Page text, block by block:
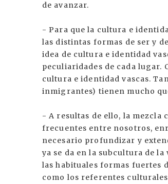
de avanzar.
- Para que la cultura e
las distintas formas de ser y
idea de cultura e identidad
peculiaridades de cada
cultura e identidad vascas.
inmigrantes) tienen mucho
- A resultas de ello, la mezcla
frecuentes entre nosotros,
necesario profundizar y
ya se da en la subcultura de
las habituales formas fuertes
como los referentes